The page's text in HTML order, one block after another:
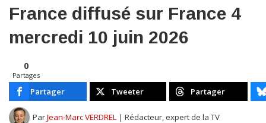
France diffusé sur France 4
mercredi 10 juin 2026
0
Partages
Partager Tweeter Partager
ParJean-Marc VERDREL | Rédacteur, expert de la TV